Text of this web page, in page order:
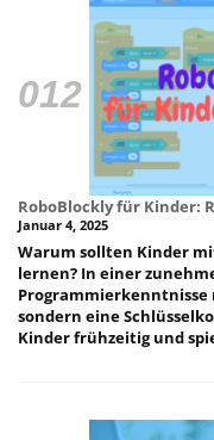
RoboBlockly für Kinder:
Januar 4, 2025
Warum sollten Kinder
lernen? In einer
sondern eine
Kinder frühzeitig und